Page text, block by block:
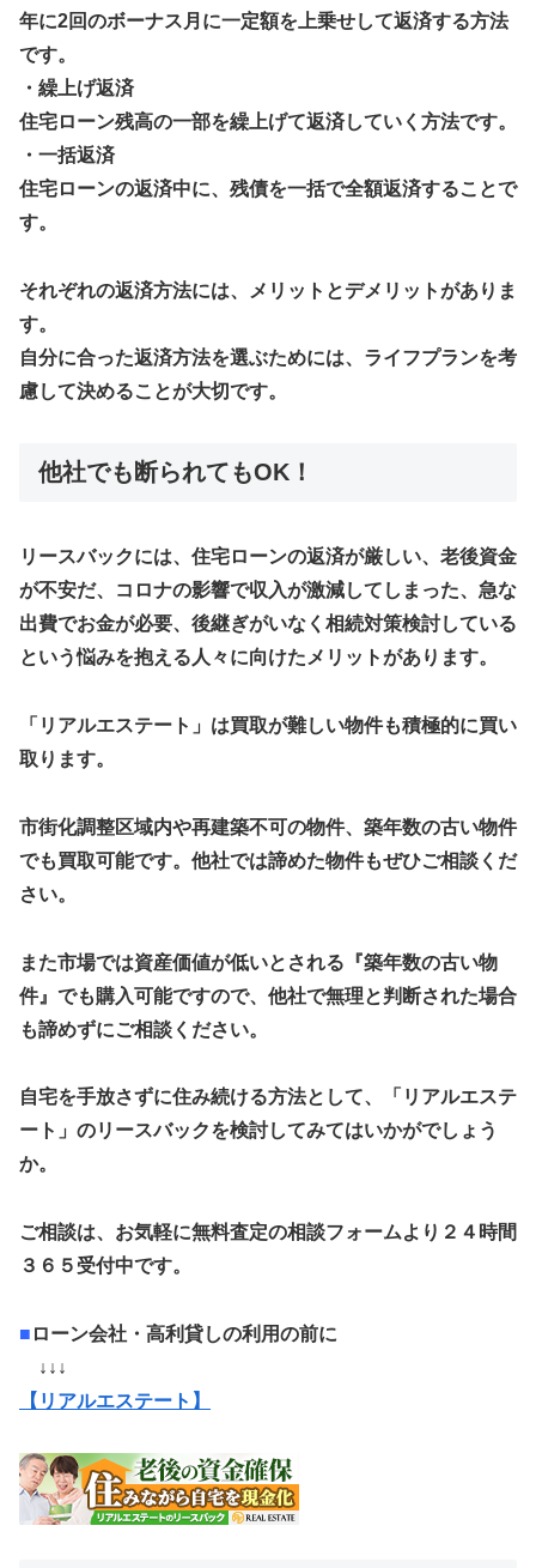
年に2回のボーナス月に一定額を上乗せして返済する方法
です。
・繰上げ返済
住宅ローン残高の一部を繰上げて返済していく方法です。
・一括返済
住宅ローンの返済中に、残債を一括で全額返済することで
す。
それぞれの返済方法には、メリットとデメリットがありま
す。
自分に合った返済方法を選ぶためには、ライフプランを考
慮して決めることが大切です。
他社でも断られてもOK！
リースバックには、住宅ローンの返済が厳しい、老後資金
が不安だ、コロナの影響で収入が激減してしまった、急な
出費でお金が必要、後継ぎがいなく相続対策検討している
という悩みを抱える人々に向けたメリットがあります。
「リアルエステート」は買取が難しい物件も積極的に買い
取ります。
市街化調整区域内や再建築不可の物件、築年数の古い物件
でも買取可能です。他社では諦めた物件もぜひご相談くだ
さい。
また市場では資産価値が低いとされる『築年数の古い物
件』でも購入可能ですので、他社で無理と判断された場合
も諦めずにご相談ください。
自宅を手放さずに住み続ける方法として、「リアルエステ
ート」のリースバックを検討してみてはいかがでしょう
か。
ご相談は、お気軽に無料査定の相談フォームより２４時間
３６５受付中です。
■ ローン会社・高利貸しの利用の前に
↓↓↓
【リアルエステート】